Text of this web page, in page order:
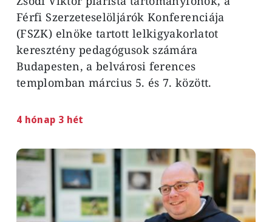
Férfi Szerzeteselöljárók Konferenciája
(FSZK) elnöke tartott lelkigyakorlatot
keresztény pedagógusok számára
Budapesten, a belvárosi ferences
templomban március 5. és 7. között.
4 hónap 3 hét
Image